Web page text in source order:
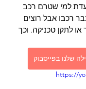
למי שטרם רכב
רכבו אבל רוצים
לתקן טכניקה. וכך
שלנו בפייסבוק
https://